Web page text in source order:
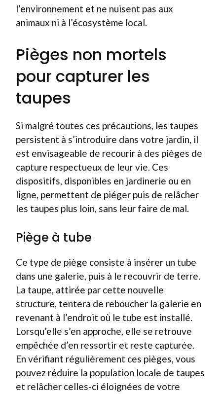
l’environnement et ne nuisent pas aux
animaux ni à l’écosystème local.
Pièges non mortels
pour capturer les
taupes
Si malgré toutes ces précautions, les taupes
persistent à s’introduire dans votre jardin, il
est envisageable de recourir à des pièges de
capture respectueux de leur vie. Ces
dispositifs, disponibles en jardinerie ou en
ligne, permettent de piéger puis de relâcher
les taupes plus loin, sans leur faire de mal.
Piège à tube
Ce type de piège consiste à insérer un tube
dans une galerie, puis à le recouvrir de terre.
La taupe, attirée par cette nouvelle
structure, tentera de reboucher la galerie en
revenant à l’endroit où le tube est installé.
Lorsqu’elle s’en approche, elle se retrouve
empêchée d’en ressortir et reste capturée.
En vérifiant régulièrement ces pièges, vous
pouvez réduire la population locale de taupes
et relâcher celles-ci éloignées de votre